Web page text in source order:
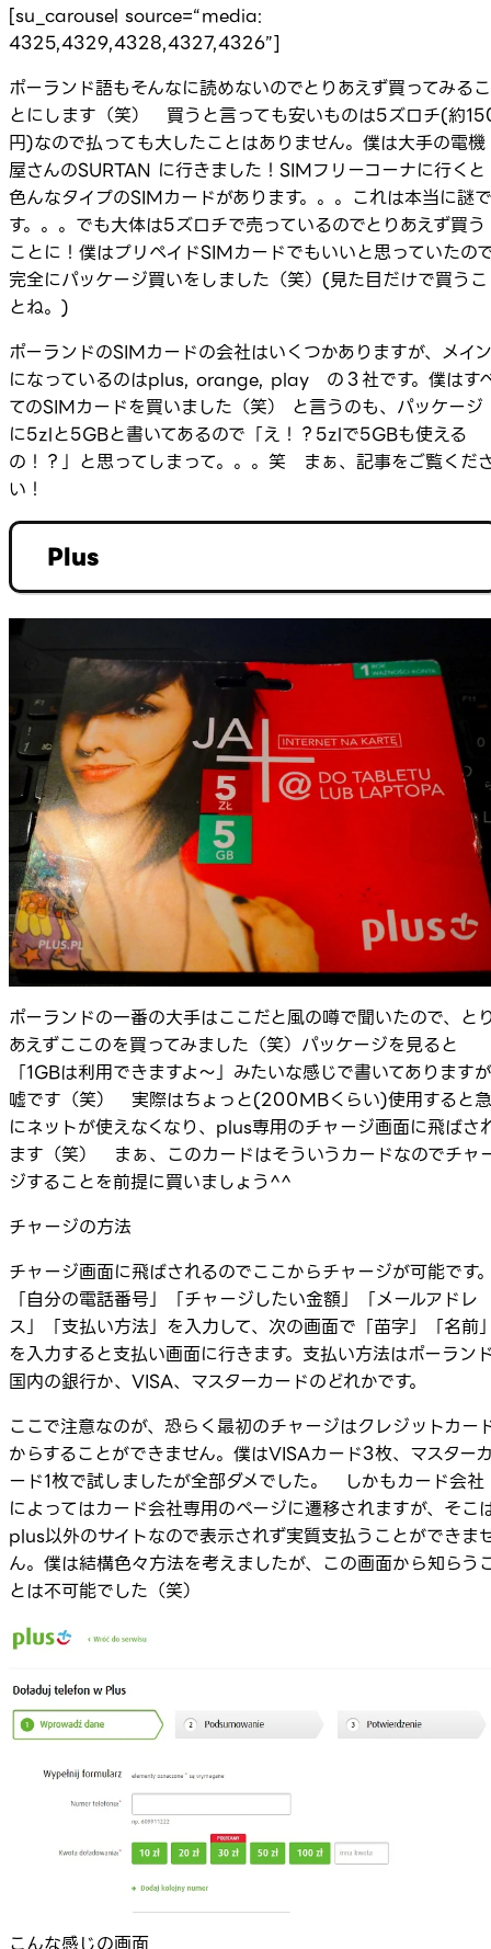
[su_carousel source=“media:
4325,4329,4328,4327,4326”]
ポーランド語もそんなに読めないのでとりあえず買ってみるこ
とにします（笑） 買うと言っても安いものは5ズロチ(約
円)なので払っても大したことはありません。僕は大手の電機
屋さんのSURTAN に行きました！SIMフリーコーナに行くと
色んなタイプのSIMカードがあります。。。これは本当に謎で
す。。。でも大体は5ズロチで売っているのでとりあえず買う
ことに！僕はプリペイドSIMカードでもいいと思っていたの
完全にパッケージ買いをしました（笑）(見た目だけで買うこ
とね。)
ポーランドのSIMカードの会社はいくつかありますが、メイン
になっているのはplus, orange, play の３社です。僕はす
てのSIMカードを買いました（笑） と言うのも、パッケージ
に5zlと5GBと書いてあるので「え！？5zlで5GBも使える
の！？」と思ってしまって。。。笑 まぁ、記事をご覧くだ
い！
Plus
ポーランドの一番の大手はここだと風の噂で聞いたので、と
あえずここのを買ってみました（笑）パッケージを見ると
「1GBは利用できますよ～」みたいな感じで書いてありますが
嘘です（笑） 実際はちょっと(200MBくらい)使用すると急
にネットが使えなくなり、plus専用のチャージ画面に飛ばさ
ます（笑） まぁ、このカードはそういうカードなのでチャ
ジすることを前提に買いましょう^^
チャージの方法
チャージ画面に飛ばされるのでここからチャージが可能です
「自分の電話番号」「チャージしたい金額」「メールアドレ
ス」「支払い方法」を入力して、次の画面で「苗字」「名前
を入力すると支払い画面に行きます。支払い方法はポーラン
国内の銀行か、VISA、マスターカードのどれかです。
ここで注意なのが、恐らく最初のチャージはクレジットカー
からすることができません。僕はVISAカード3枚、マスター
ード1枚で試しましたが全部ダメでした。 しかもカード会社
によってはカード会社専用のページに遷移されますが、そこ
plus以外のサイトなので表示されず実質支払うことができま
ん。僕は結構色々方法を考えましたが、この画面から知らう
とは不可能でした（笑）